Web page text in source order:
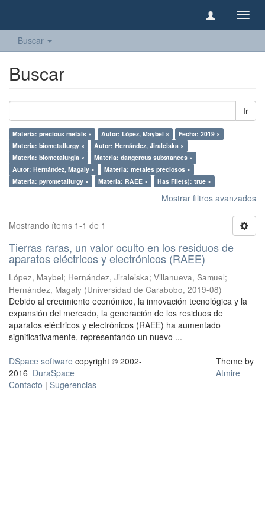
Buscar
Buscar
Ir
Materia: precious metals × Autor: López, Maybel ×
Fecha: 2019 ×
Materia: biometallurgy ×
Autor: Hernández, Jiraleiska ×
Materia: biometalurgia ×
Materia: dangerous substances ×
Autor: Hernández, Magaly ×
Materia: metales preciosos ×
Materia: pyrometallurgy ×
Materia: RAEE × Has File(s): true ×
Mostrar filtros avanzados
Mostrando ítems 1-1 de 1
Tierras raras, un valor oculto en los residuos de
aparatos eléctricos y electrónicos (RAEE)
López, Maybel; Hernández, Jiraleiska; Villanueva, Samuel;
Hernández, Magaly (Universidad de Carabobo, 2019-08)
Debido al crecimiento económico, la innovación tecnológica y la
expansión del mercado, la generación de los residuos de
aparatos eléctricos y electrónicos (RAEE) ha aumentado
significativamente, representando un nuevo ...
DSpace software copyright © 2002-
2016 DuraSpace
Contacto | Sugerencias
Theme by
Atmire